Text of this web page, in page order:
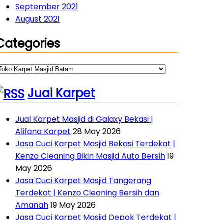
September 2021
August 2021
Jual Karpet
Jual Karpet Masjid di Galaxy Bekasi |
Alifana Karpet 28 May 2026
Jasa Cuci Karpet Masjid Bekasi Terdekat |
Kenzo Cleaning Bikin Masjid Auto Bersih19
May 2026
Jasa Cuci Karpet Masjid Tangerang
Terdekat | Kenzo Cleaning Bersih dan
Amanah19 May 2026
Jasa Cuci Karpet Masjid Depok Terdekat |